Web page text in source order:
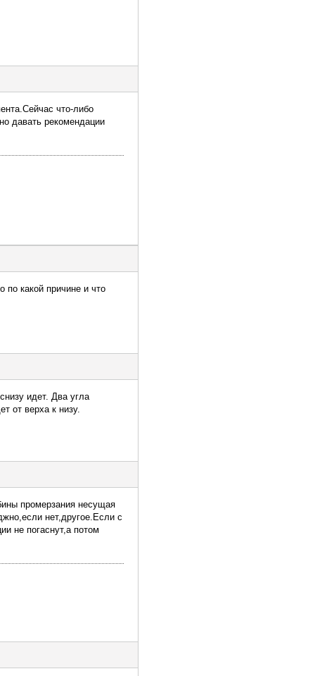
что-либо
давать рекомендации
по какой причине и что
идет. Два угла
от верха к низу.
промерзания несущая
нет,другое.Если с
не погаснут,а потом